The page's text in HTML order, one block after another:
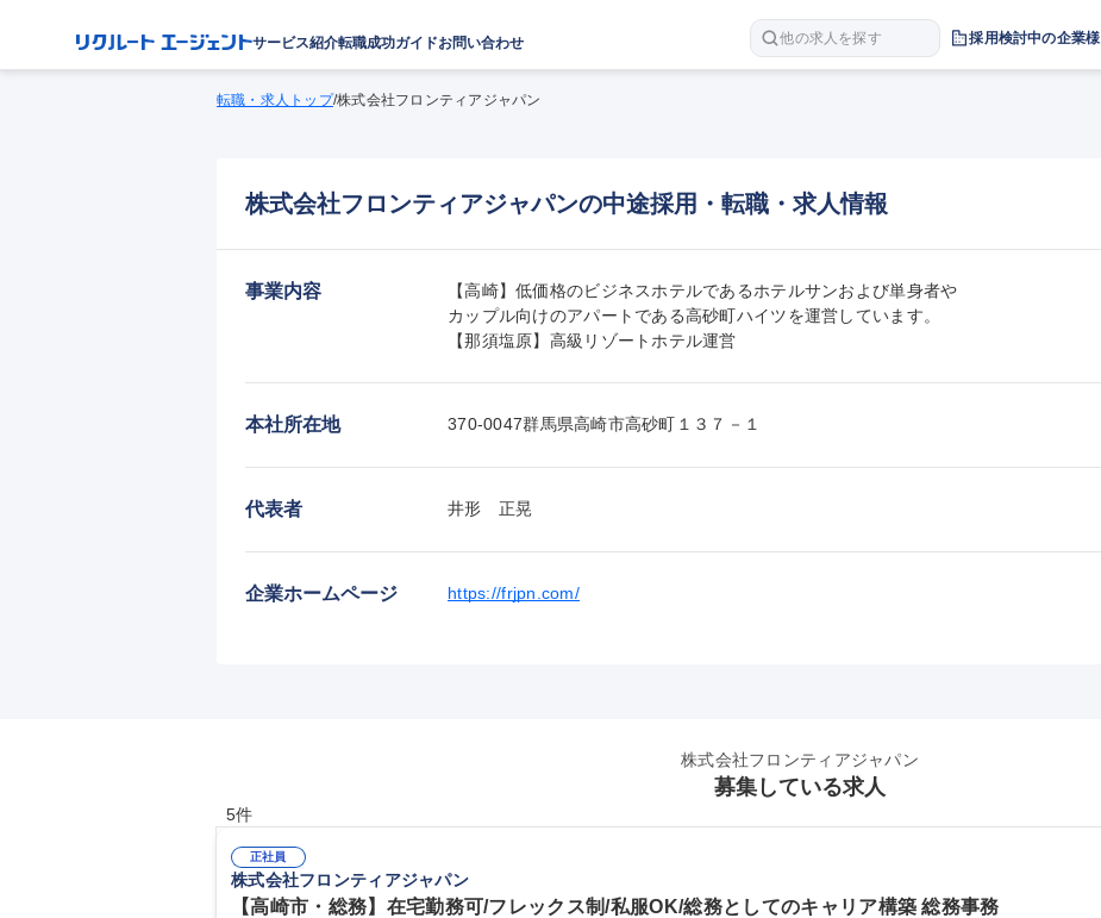
サービス紹介転職成功ガイドお問い合わせ 他の求人を探す 採用検討中の企業様
転職・求人トップ/株式会社フロンティアジャパン
株式会社フロンティアジャパンの中途採用・転職・求人情報
事業内容
【高崎】低価格のビジネスホテルであるホテルサンおよび単身者や
カップル向けのアパートである高砂町ハイツを運営しています。
【那須塩原】高級リゾートホテル運営
本社所在地 370-0047群馬県高崎市高砂町１３７－１
代表者 井形　正晃
企業ホームページ https://frjpn.com/
株式会社フロンティアジャパン
募集している求人
5件
正社員
株式会社フロンティアジャパン
【高崎市・総務】在宅勤務可/フレックス制/私服OK/総務としてのキャリア構築 総務事務